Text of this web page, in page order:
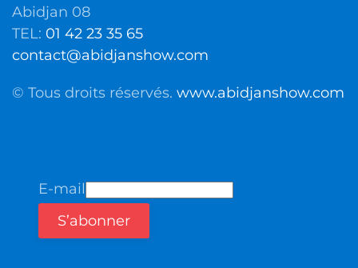
Abidjan 08
TEL: 01 42 23 35 65
contact@abidjanshow.com
© Tous droits réservés. www.abidjanshow.com
E-mail
S’abonner